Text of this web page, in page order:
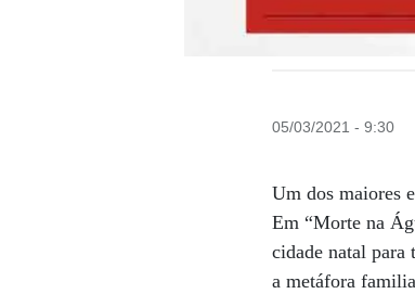
05/03/2021 - 9:30
Um dos maiores
Em “Morte na
cidade natal para
a metáfora